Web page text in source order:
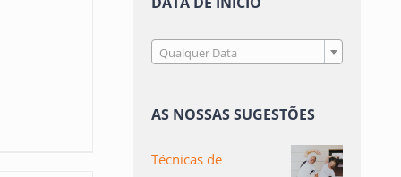
Qualquer Data
AS NOSSAS SUGESTÕES
Técnicas de